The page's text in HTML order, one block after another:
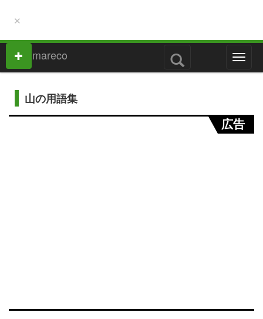
×
M
e
山の用語集
広告